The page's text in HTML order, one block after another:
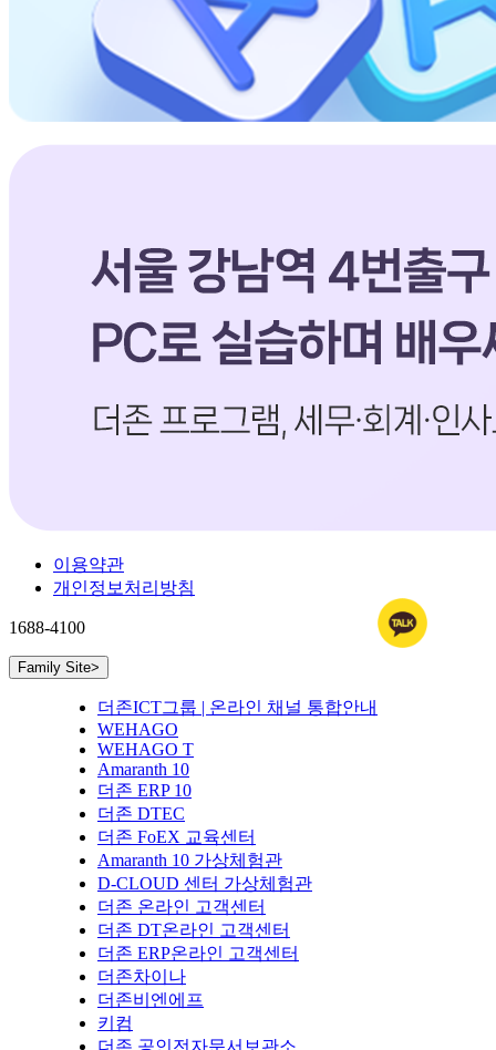
이용약관
개인정보처리방침
1688-4100
Family Site>
더존ICT그룹 | 온라인 채널 통합안내
WEHAGO
WEHAGO T
Amaranth 10
더존 ERP 10
더존 DTEC
더존 FoEX 교육센터
Amaranth 10 가상체험관
D-CLOUD 센터 가상체험관
더존 온라인 고객센터
더존 DT온라인 고객센터
더존 ERP온라인 고객센터
더존차이나
더존비엔에프
키컴
더존 공인전자문서보관소